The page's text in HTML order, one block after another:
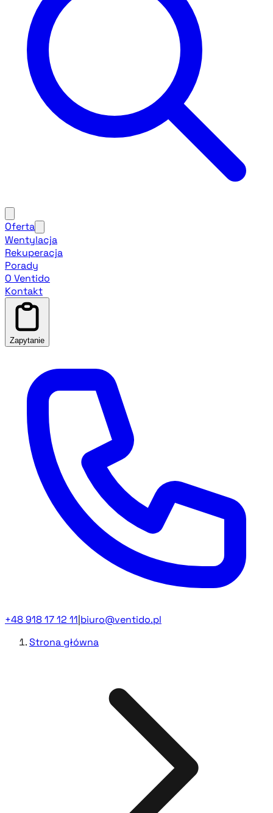
Oferta
Wentylacja
Rekuperacja
Porady
O Ventido
Kontakt
Zapytanie
+48 918 17 12 11 biuro@ventido.pl
Strona główna